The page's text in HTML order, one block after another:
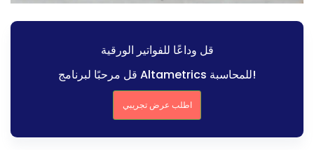
قل وداعًا للفواتير الورقية
قل مرحبًا لبرنامج Altametrics للمحاسبة!
اطلب عرض تجريبي